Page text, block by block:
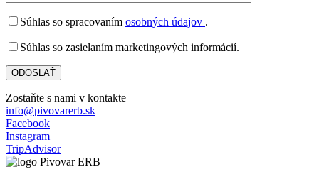
Súhlas so spracovaním osobných údajov .
Súhlas so zasielaním marketingových informácií.
Zostaňte s nami v kontakte
info@pivovarerb.sk
Facebook
Instagram
TripAdvisor